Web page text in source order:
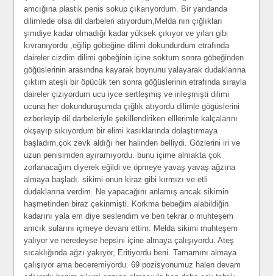
amcığına plastik penis sokup çıkarıyordum. Bir yandanda
dilimlede olsa dil darbeleri atıyordum,Melda nın çığlıkları
şimdiye kadar olmadığı kadar yüksek çıkıyor ve yılan gibi
kıvranıyordu ,eğilip göbeğine dilimi dokundurdum etrafında
daireler cizdim dilimi göbeğinin içine soktum sonra göbeğinden
göğüslerinin arasındna kayarak boynunu yalayarak dudaklarına
çıktım ateşli bir öpücük ten sonra göğüslerinin etrafında sırayla
daireler çiziyordum ucu iyce sertleşmiş ve irileşmişti dilimi
ucuna her dokunduruşumda çığlık atıyordu dilimle gögüslerini
ezberleyip dil darbeleriyle şekillendiriken elllerimle kalçalarını
okşayıp sıkıyordum bir elimi kasıklarında dolaştırmaya
başladım,çok zevk aldığı her halinden belliydi. Gözlerini iri ve
uzun penisimden ayıramıyordu. bunu içime almakta çok
zorlanacağım diyerek eğildi ve öpmeye yavaş yavaş ağzına
almaya başladı. sikimi onun kiraz gibi kırmızı ve etli
dudaklarına verdim. Ne yapacağını anlamış ancak sikimin
haşmetinden biraz çekinmişti. Korkma bebeğim alabildiğin
kadarını yala em diye seslendim ve ben tekrar o muhteşem
amcık sularını içmeye devam ettim. Melda sikimi muhteşem
yalıyor ve neredeyse hepsini içine almaya çalışıyordu. Ateş
sıcaklığında ağzı yakıyor, Eritiyordu beni. Tamamını almaya
çalışıyor ama beceremiyordu. 69 pozisyonumuz halen devam